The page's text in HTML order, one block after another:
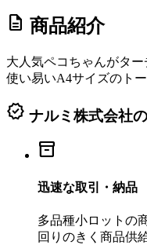
description 商品紹介
大人気ペコちゃんがタ
使い易いA4サイズのトー
verified ナルミ株式会社
inventory_2
迅速な取引・納品
多品種小ロットの
回りのきく商品供